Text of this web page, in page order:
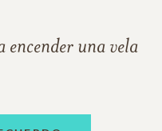
encender una vela